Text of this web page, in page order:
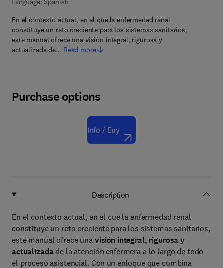
Language: Spanish
En el contexto actual, en el que la enfermedad renal
constituye un reto creciente para los sistemas sanitarios,
este manual ofrece una visión integral, rigurosa y
actualizada de… Read more
Purchase options
Info / Buy
Description
En el contexto actual, en el que la enfermedad renal
constituye un reto creciente para los sistemas sanitarios,
este manual ofrece una visión integral, rigurosa y
actualizada de la atención enfermera a lo largo de todo
el proceso asistencial. Con un enfoque que combina